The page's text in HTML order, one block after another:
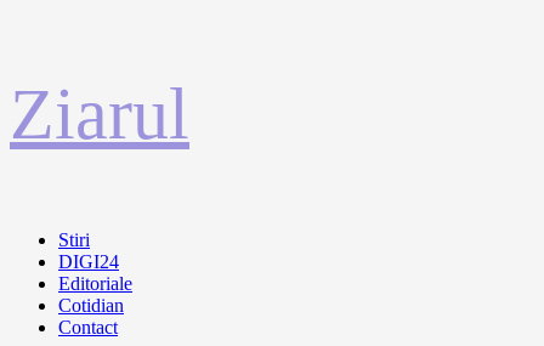
la
conținut
Ziarul
Primary
Menu
Stiri
DIGI24
Editoriale
Cotidian
Contact